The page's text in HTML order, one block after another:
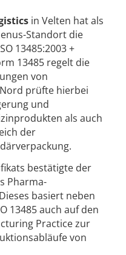
in Velten hat als
Standort die
13485:2003 +
13485 regelt die
von
prüfte hierbei
und
als auch
der
bestätigte der
Pharma-
basiert neben
13485 auch auf den
Practice zur
von